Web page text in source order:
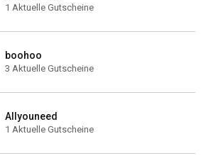
1 Aktuelle Gutscheine
boohoo
3 Aktuelle Gutscheine
Allyouneed
1 Aktuelle Gutscheine